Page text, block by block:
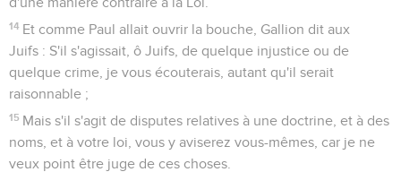
14 Et comme Paul allait ouvrir la bouche, Gallion dit aux
Juifs : S'il s'agissait, ô Juifs, de quelque injustice ou de
quelque crime, je vous écouterais, autant qu'il serait
raisonnable ;
15 Mais s'il s'agit de disputes relatives à une doctrine, et à des
noms, et à votre loi, vous y aviserez vous-mêmes, car je ne
veux point être juge de ces choses.